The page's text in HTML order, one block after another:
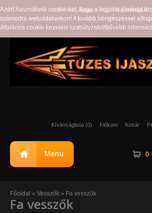
Üdvözöljük,lépjenbe vagy regisztráljon
Kívánságlista (0) Fiókom Kosár
0
Menu
Főoldal » Vesszők » Fa vesszők
Fa vesszők
Azért használunk cookie-kat, hogy a legjobb élményt
számodra weboldalunkon! A tovább böngészéssel
általános cookie kezelési szabályzatot!Bővebb